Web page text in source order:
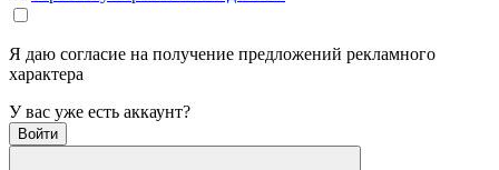
Я даю согласие на получение предложений рекламного
характера
У вас уже есть аккаунт?
Войти